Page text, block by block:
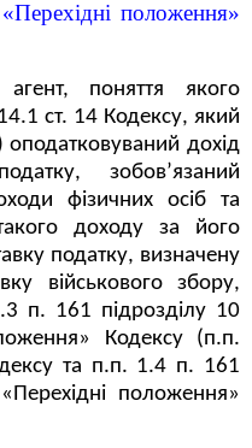
положення»
поняття якого
ст. 14 Кодексу, який
дохід
зобов’язаний
фізичних осіб та
доходу за його
податку, визначену
військового збору,
п. 161 підрозділу 10
Кодексу (п.п.
та п.п. 1.4 п. 161
положення»